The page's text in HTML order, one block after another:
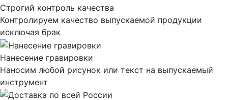
Строгий контроль качества
Контролируем качество выпускаемой продукции
исключая брак
Нанесение гравировки
Наносим любой рисунок или текст на выпускаемый
инструмент